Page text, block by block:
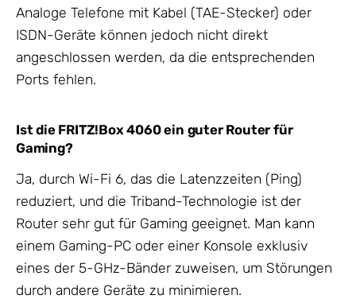
Analoge Telefone mit Kabel (TAE-Stecker) oder
ISDN-Geräte können jedoch nicht direkt
angeschlossen werden, da die entsprechenden
Ports fehlen.
Ist die FRITZ!Box 4060 ein guter Router für
Gaming?
Ja, durch Wi-Fi 6, das die Latenzzeiten (Ping)
reduziert, und die Triband-Technologie ist der
Router sehr gut für Gaming geeignet. Man kann
einem Gaming-PC oder einer Konsole exklusiv
eines der 5-GHz-Bänder zuweisen, um Störungen
durch andere Geräte zu minimieren.